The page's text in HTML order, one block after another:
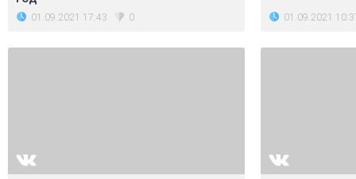
01.09.2021 17:43 0 01.09.2021